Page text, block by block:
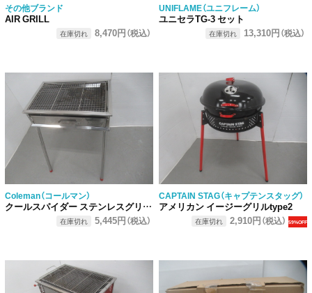
その他ブランド
AIR GRILL
在庫切れ 8,470円（税込）
UNIFLAME（ユニフレーム）
ユニセラTG-3 セット
在庫切れ 13,310円（税込）
Coleman（コールマン）
クールスパイダー ステンレスグリル レッド
在庫切れ 5,445円（税込）
CAPTAIN STAG（キャプテンスタッグ）
アメリカン イージーグリルtype2
在庫切れ 2,910円（税込） 59%OFF